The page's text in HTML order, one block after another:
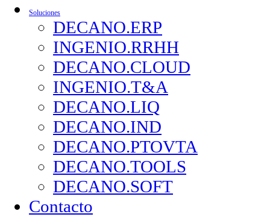
Soluciones
DECANO.ERP
INGENIO.RRHH
DECANO.CLOUD
INGENIO.T&A
DECANO.LIQ
DECANO.IND
DECANO.PTOVTA
DECANO.TOOLS
DECANO.SOFT
Contacto